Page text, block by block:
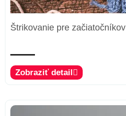
Štrikovanie pre začiatočníkov
Zobraziť detail